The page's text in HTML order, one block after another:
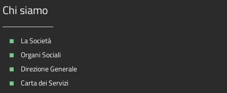
Chi siamo
La Società
Organi Sociali
Direzione Generale
Carta dei Servizi